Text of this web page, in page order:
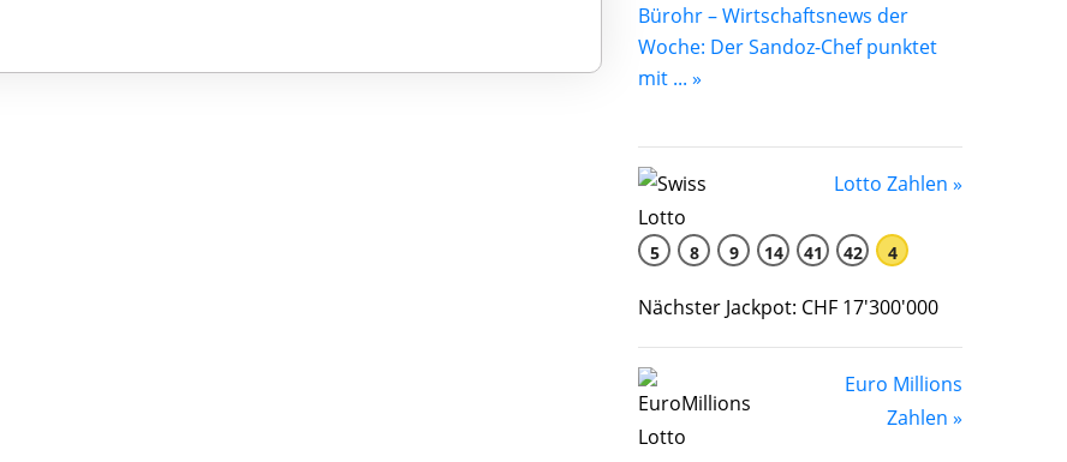
Bürohr – Wirtschaftsnews der
Woche: Der Sandoz-Chef punktet
mit ... »
Lotto Zahlen »
5 8 9 14 41 42 4
Nächster Jackpot: CHF 17'300'000
Euro Millions
Zahlen »